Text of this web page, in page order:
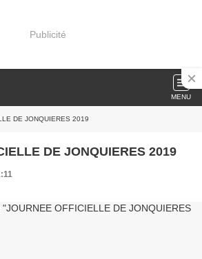
Publicité
MENU
DE JONQUIERES 2019
DE JONQUIERES 2019